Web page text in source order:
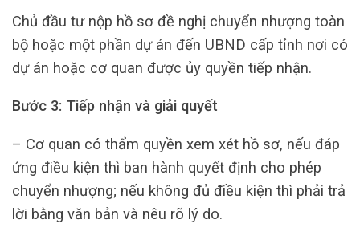
Chủ đầu tư nộp hồ sơ đề nghị chuyển nhượng toàn
bộ hoặc một phần dự án đến UBND cấp tỉnh nơi có
dự án hoặc cơ quan được ủy quyền tiếp nhận.
Bước 3: Tiếp nhận và giải quyết
– Cơ quan có thẩm quyền xem xét hồ sơ, nếu đáp
ứng điều kiện thì ban hành quyết định cho phép
chuyển nhượng; nếu không đủ điều kiện thì phải trả
lời bằng văn bản và nêu rõ lý do.